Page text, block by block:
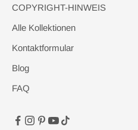
COPYRIGHT-HINWEIS
Alle Kollektionen
Kontaktformular
Blog
FAQ